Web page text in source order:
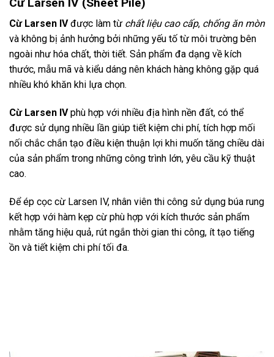
Cừ Larsen IVđược làm từ chất liệu cao cấp, chống ăn mòn
và không bị ảnh hưởng bởi những yếu tố từ môi trường bên
ngoài như hóa chất, thời tiết. Sản phẩm đa dạng về kích
thước, mẫu mã và kiểu dáng nên khách hàng không gặp quá
nhiều khó khăn khi lựa chọn.
Cừ Larsen IVphù hợp với nhiều địa hình nền đất, có thể
được sử dụng nhiều lần giúp tiết kiệm chi phí, tích hợp mối
nối chắc chắn tạo điều kiện thuận lợi khi muốn tăng chiều dài
của sản phẩm trong những công trình lớn, yêu cầu kỹ thuật
cao.
Để ép cọc cừ Larsen IV, nhân viên thi công sử dụng búa rung
kết hợp với hàm kẹp cừ phù hợp với kích thước sản phẩm
nhằm tăng hiệu quả, rút ngắn thời gian thi công, ít tạo tiếng
ồn và tiết kiệm chi phí tối đa.